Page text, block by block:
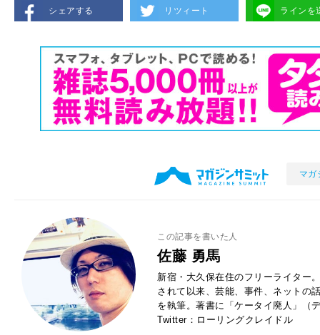
シェアする リツィート ラインを
マガ
この記事を書いた人
佐藤 勇馬
新宿・大久保在住のフリーライター
されて以来、芸能、事件、ネットの
を執筆。著書に「ケータイ廃人」（
Twitter：ローリングクレイドル